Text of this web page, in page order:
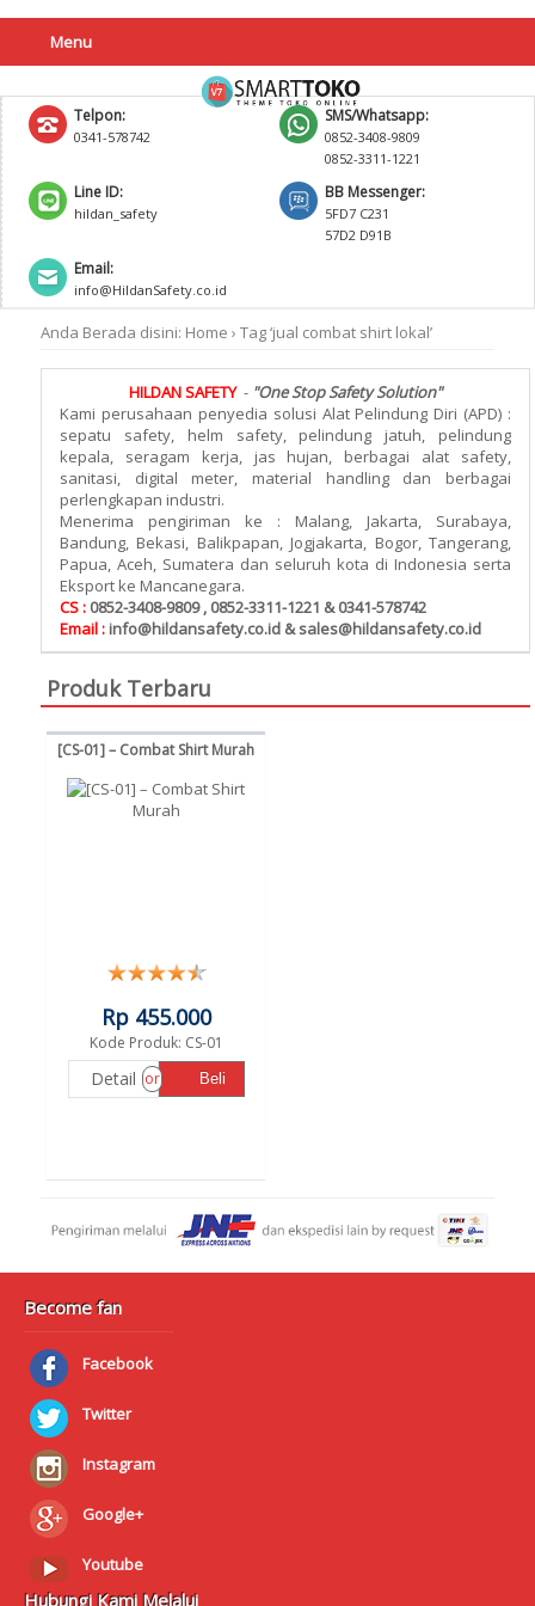
Menu
Telpon:
0341-578742
SMS/Whatsapp:
0852-3408-9809
0852-3311-1221
Line ID:
hildan_safety
BB Messenger:
5FD7 C231
57D2 D91B
Email:
info@HildanSafety.co.id
Anda Berada disini: Home › Tag ‘jual combat shirt lokal’
HILDAN SAFETY- "One Stop Safety Solution"
Kami perusahaan penyedia solusi Alat Pelindung Diri (APD) :
sepatu safety, helm safety, pelindung jatuh, pelindung
kepala, seragam kerja, jas hujan, berbagai alat safety,
sanitasi, digital meter, material handling dan berbagai
perlengkapan industri.
Menerima pengiriman ke : Malang, Jakarta, Surabaya,
Bandung, Bekasi, Balikpapan, Jogjakarta, Bogor, Tangerang,
Papua, Aceh, Sumatera dan seluruh kota di Indonesia serta
Eksport ke Mancanegara.
CS : 0852-3408-9809 , 0852-3311-1221 & 0341-578742
Email : info@hildansafety.co.id & sales@hildansafety.co.id
Produk Terbaru
[CS-01] – Combat Shirt Murah
Rp 455.000
Kode Produk: CS-01
Detail or Beli
Become fan
Facebook
Twitter
Instagram
Google+
Youtube
Hubungi Kami Melalui